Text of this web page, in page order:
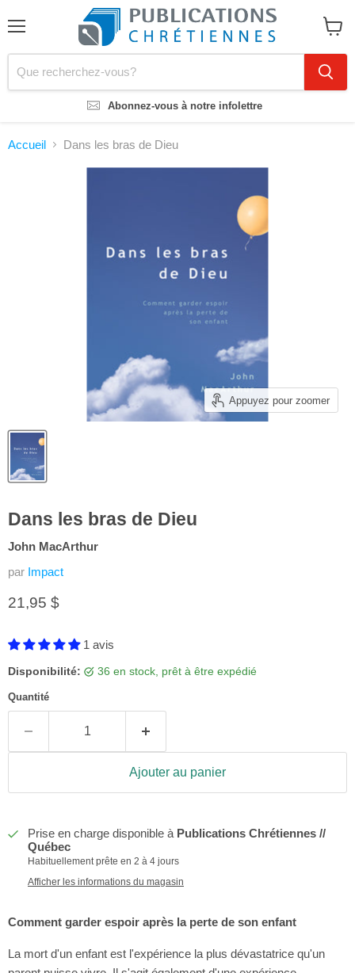
Abonnez-vous à notre infolettre
le
panier
Accueil Dans les bras de Dieu
Appuyez pour zoomer
Dans les bras de Dieu
John MacArthur
par Impact
Prix actuel
21,95 $
1 avis
Disponibilité: 36 en stock, prêt à être expédié
Quantité
Ajouter au panier
Prise en charge disponible à Publications Chrétiennes //
Québec
Habituellement prête en 2 à 4 jours
Afficher les informations du magasin
Comment garder espoir après la perte de son enfant
La mort d'un enfant est l'expérience la plus dévastatrice qu'un